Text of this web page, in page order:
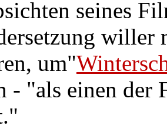
seines
willer
um"
- "als einen der